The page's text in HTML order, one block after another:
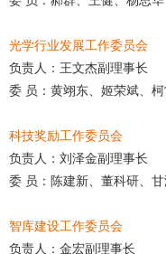
光学行业发展工作委员会
负责人：王文杰副理事长
委 员：黄翊东、姬荣斌、
科技奖励工作委员会
负责人：刘泽金副理事长
委 员：陈建新、董科研、
智库建设工作委员会
负责人：金宏副理事长